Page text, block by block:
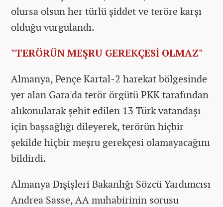
olursa olsun her türlü şiddet ve teröre karşı
olduğu vurgulandı.
"TERÖRÜN MEŞRU GEREKÇESİ OLMAZ"
Almanya, Pençe Kartal-2 harekat bölgesinde
yer alan Gara'da terör örgütü PKK tarafından
alıkonularak şehit edilen 13 Türk vatandaşı
için başsağlığı dileyerek, terörün hiçbir
şekilde hiçbir meşru gerekçesi olamayacağını
bildirdi.
Almanya Dışişleri Bakanlığı Sözcü Yardımcısı
Andrea Sasse, AA muhabirinin sorusu